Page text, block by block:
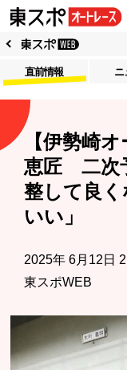
直前情報 ニ
【伊勢崎
恵匠 二次
整して良
いい」
2025年 6月12日
東スポWEB